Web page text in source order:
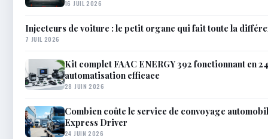
16 JUIL 2026
Injecteurs de voiture : le petit organe qui fait toute la
7 JUIL 2026
Kit complet FAAC ENERGY 392 fonctionnant en
automatisation efficace
28 JUIN 2026
Combien coûte le service de convoyage
Express Driver
24 JUIN 2026